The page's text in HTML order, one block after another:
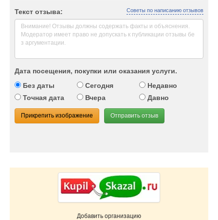
Текст отзыва: Советы по написанию отзывов
Дата посещения, покупки или оказания услуги.
Без даты
Сегодня
Недавно
Точная дата
Вчера Давно
Прикрепить изображение Отправить отзыв
Добавить организацию